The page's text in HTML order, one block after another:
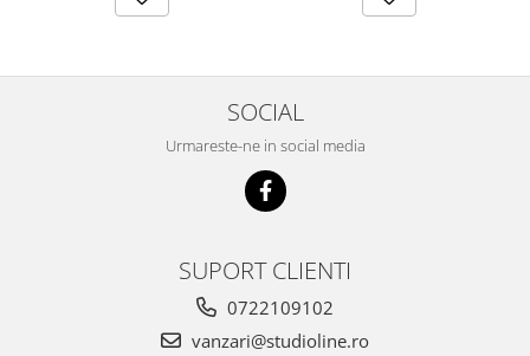
SOCIAL
Urmareste-ne in social media
SUPORT CLIENTI
0722109102
vanzari@studioline.ro